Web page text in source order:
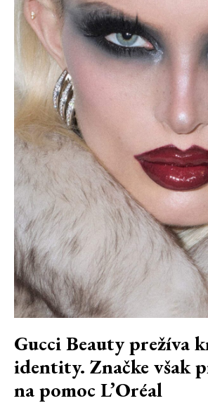
Gucci Beauty prežíva
identity. Značke však
na pomoc L’Oréal